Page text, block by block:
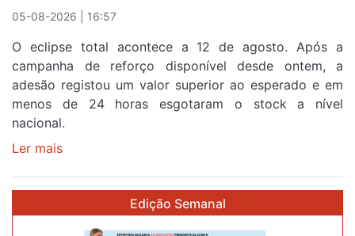
Sintra
primeira
etapa
da
87ª
Volta
05-08-2026 | 16:57
O eclipse total acontece a 12 de agosto. Após a
campanha de reforço disponível desde ontem, a
adesão registou um valor superior ao esperado e em
menos de 24 horas esgotaram o stock a nível
nacional.
Ler mais
Edição Semanal